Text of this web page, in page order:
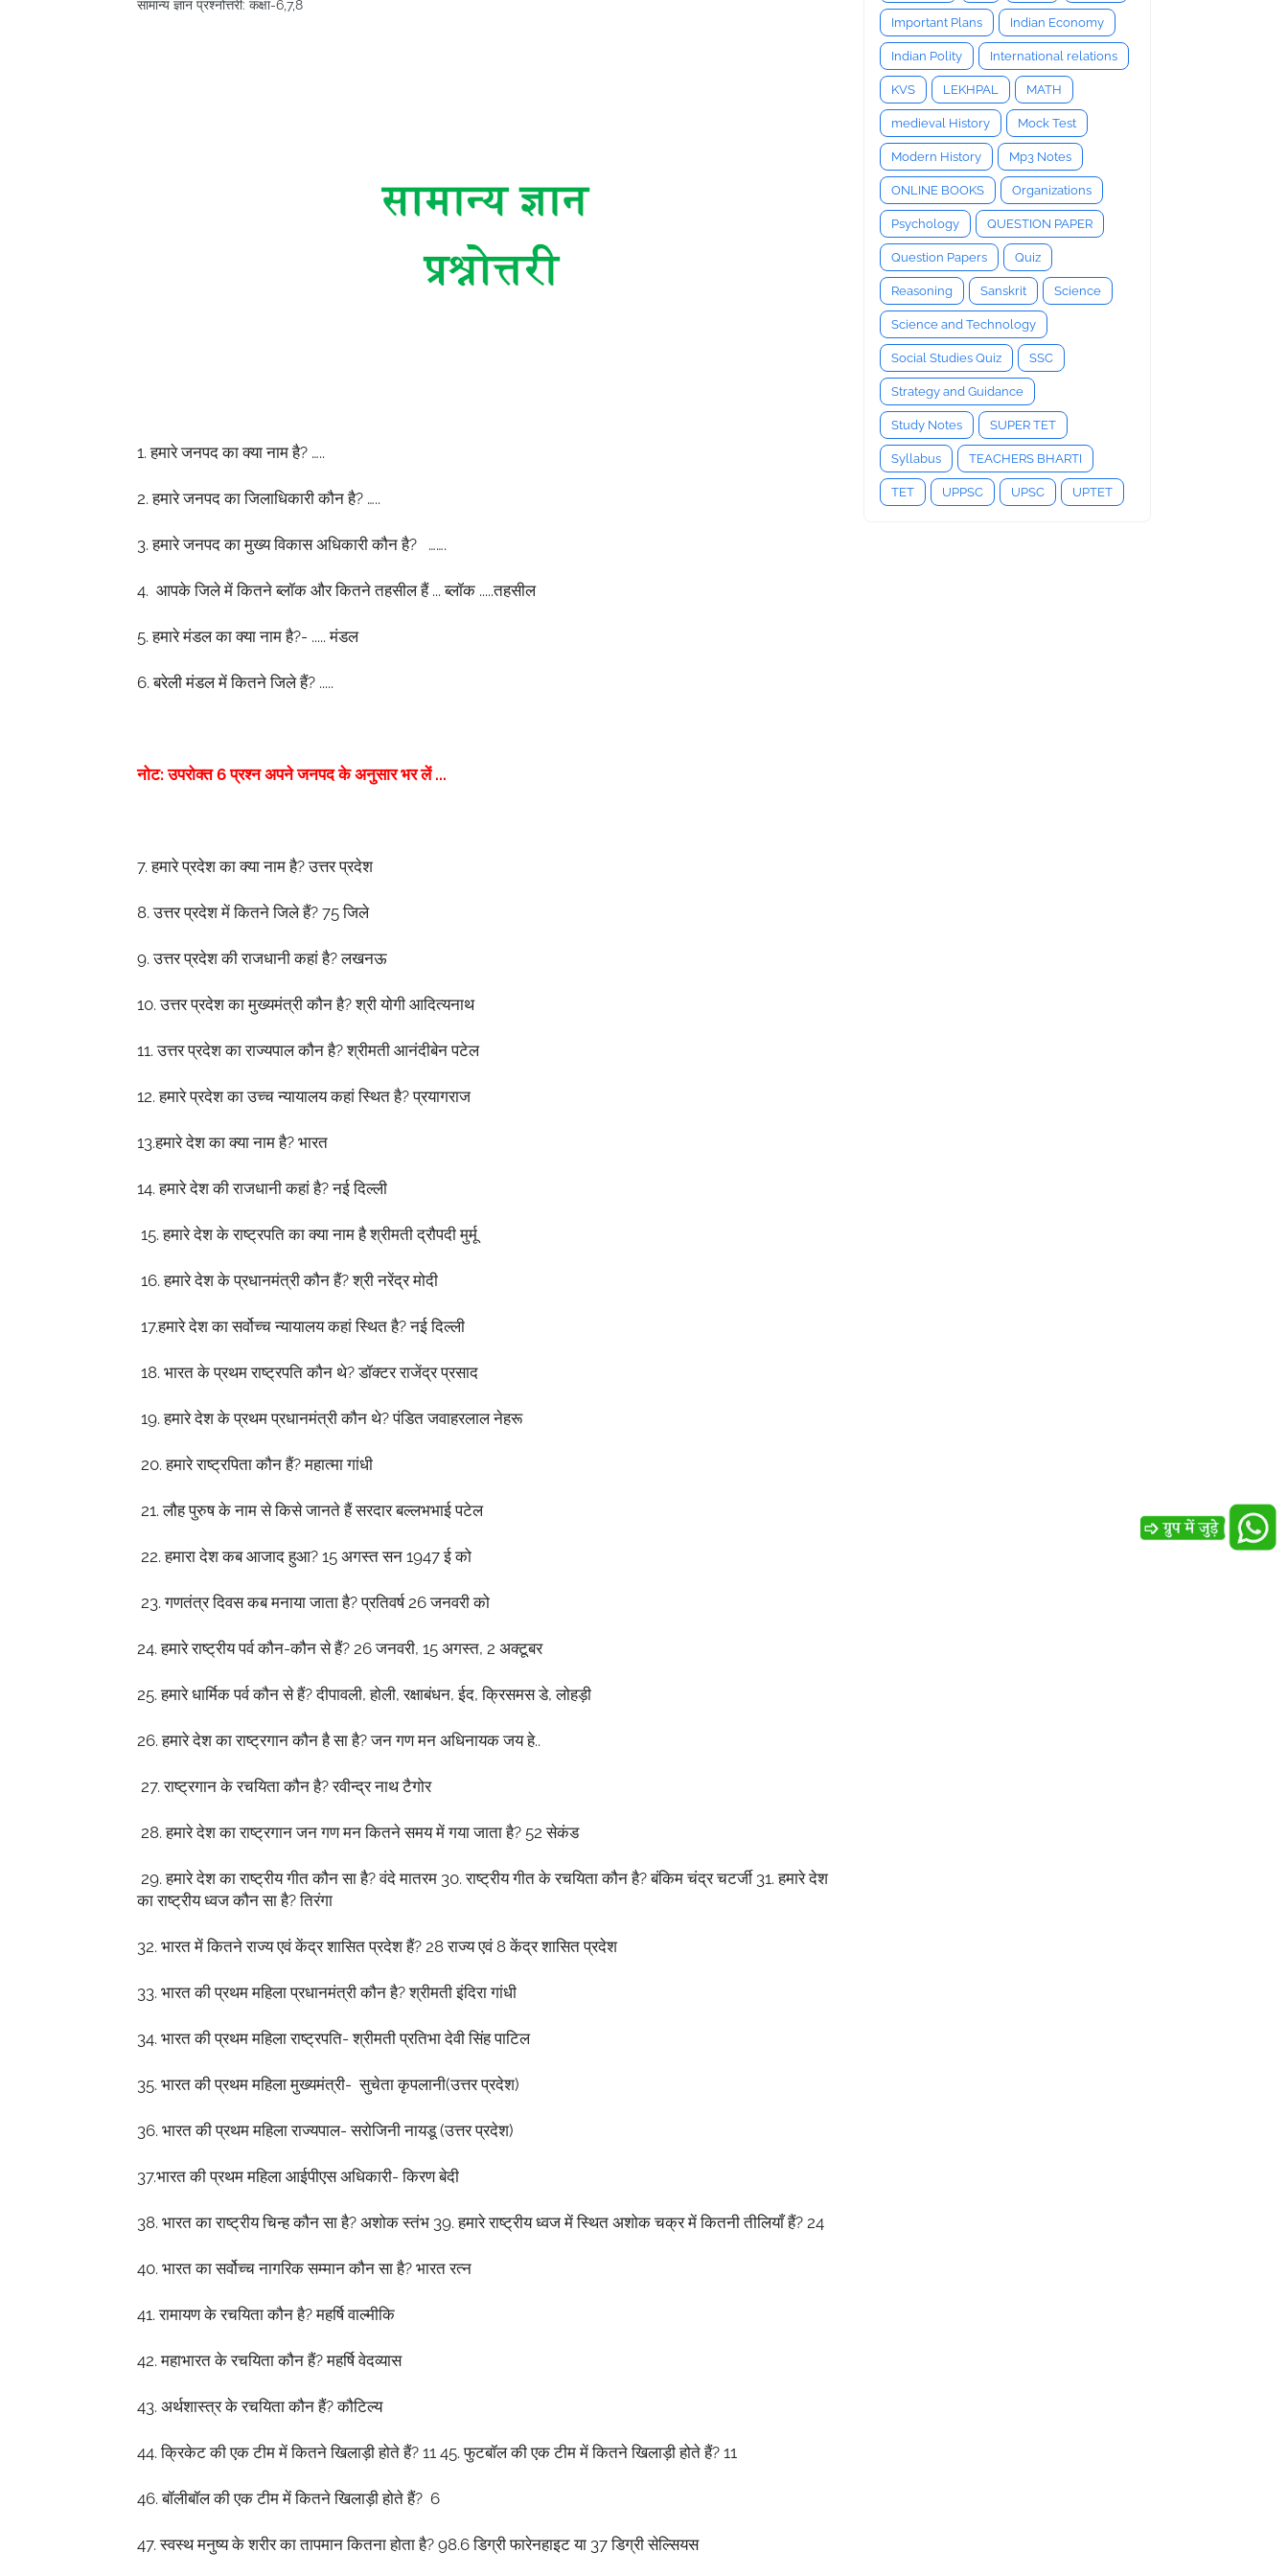
सामान्य ज्ञान प्रश्नोत्तरी: कक्षा-6,7,8
1.हमारे जनपद का क्या नाम है? …..
2.हमारे जनपद का जिलाधिकारी कौन है? …..
3.हमारे जनपद का मुख्य विकास अधिकारी कौन है? …….
4. आपके जिले में कितने ब्लॉक और कितने तहसील हैं ... ब्लॉक .....तहसील
5.हमारे मंडल का क्या नाम है?- ..... मंडल
6.बरेली मंडल में कितने जिले हैं? .....
नोट: उपरोक्त 6 प्रश्न अपने जनपद के अनुसार भर लें ...
7.हमारे प्रदेश का क्या नाम है?उत्तर प्रदेश
8.उत्तर प्रदेश में कितने जिले हैं? 75जिले
9.उत्तर प्रदेश की राजधानी कहां है?लखनऊ
10.उत्तर प्रदेश का मुख्यमंत्री कौन है?श्री योगी आदित्यनाथ
11.उत्तर प्रदेश का राज्यपाल कौन है?श्रीमती आनंदीबेन पटेल
12.हमारे प्रदेश का उच्च न्यायालय कहां स्थित है?प्रयागराज
13.हमारे देश का क्या नाम है? भारत
14.हमारे देश की राजधानी कहां है?नई दिल्ली
15.हमारे देश के राष्ट्रपति का क्या नाम है श्रीमती द्रौपदी मुर्मू
16.हमारे देश के प्रधानमंत्री कौन हैं?श्री नरेंद्र मोदी
17.हमारे देश का सर्वोच्च न्यायालय कहां स्थित है?नई दिल्ली
18. भारत के प्रथम राष्ट्रपति कौन थे?डॉक्टर राजेंद्र प्रसाद
19.हमारे देश के प्रथम प्रधानमंत्री कौन थे?पंडित जवाहरलाल नेहरू
20.हमारे राष्ट्रपिता कौन हैं?महात्मा गांधी
21.लौह पुरुष के नाम से किसे जानते हैं सरदार बल्लभभाई पटेल
22.हमारा देश कब आजाद हुआ? 15 अगस्त सन 1947ई को
23.गणतंत्र दिवस कब मनाया जाता है?प्रतिवर्ष26जनवरी को
24.हमारे राष्ट्रीय पर्व कौन-कौन से हैं? 26जनवरी, 15 अगस्त, 2 अक्टूबर
25.हमारे धार्मिक पर्व कौन से हैं?दीपावली,होली,रक्षाबंधन,ईद,क्रिसमस डे,लोहड़ी
26.हमारे देश का राष्ट्रगान कौन है सा है?जन गण मन अधिनायक जय हे..
27.राष्ट्रगान के रचयिता कौन है?रवीन्द्र नाथ टैगोर
28.हमारे देश का राष्ट्रगान जन गण मन कितने समय में गया जाता है? 52सेकंड
29.हमारे देश का राष्ट्रीय गीत कौन सा है?वंदे मातरम 30.राष्ट्रीय गीत के रचयिता कौन है?बंकिम चंद्र चटर्जी 31.हमारे देश
का राष्ट्रीय ध्वज कौन सा है?तिरंगा
32. भारत में कितने राज्य एवं केंद्र शासित प्रदेश हैं? 28राज्य एवं8केंद्र शासित प्रदेश
33. भारत की प्रथम महिला प्रधानमंत्री कौन है?श्रीमती इंदिरा गांधी
34. भारत की प्रथम महिला राष्ट्रपति-श्रीमती प्रतिभा देवी सिंह पाटिल
35. भारत की प्रथम महिला मुख्यमंत्री- सुचेता कृपलानी(उत्तर प्रदेश)
36. भारत की प्रथम महिला राज्यपाल-सरोजिनी नायडू(उत्तर प्रदेश)
37.भारत की प्रथम महिला आईपीएस अधिकारी-किरण बेदी
38. भारत का राष्ट्रीय चिन्ह कौन सा है? अशोक स्तंभ 39.हमारे राष्ट्रीय ध्वज में स्थित अशोक चक्र में कितनी तीलियाँ हैं? 24
40. भारत का सर्वोच्च नागरिक सम्मान कौन सा है? भारत रत्न
41.रामायण के रचयिता कौन है?महर्षि वाल्मीकि
42.महाभारत के रचयिता कौन हैं?महर्षि वेदव्यास
43. अर्थशास्त्र के रचयिता कौन हैं?कौटिल्य
44.क्रिकेट की एक टीम में कितने खिलाड़ी होते हैं? 11 45.फुटबॉल की एक टीम में कितने खिलाड़ी होते हैं? 11
46.बॉलीबॉल की एक टीम में कितने खिलाड़ी होते हैं? 6
47.स्वस्थ मनुष्य के शरीर का तापमान कितना होता है? 98.6डिग्री फारेनहाइट या 37डिग्री सेल्सियस
Important Plans Indian Economy
Indian Polity International relations
KVS LEKHPAL MATH
medieval History Mock Test
Modern History Mp3 Notes
ONLINE BOOKS Organizations
Psychology QUESTION PAPER
Question Papers Quiz
Reasoning Sanskrit Science
Science and Technology
Social Studies Quiz SSC
Strategy and Guidance
Study Notes SUPER TET
Syllabus TEACHERS BHARTI
TET UPPSC UPSC UPTET